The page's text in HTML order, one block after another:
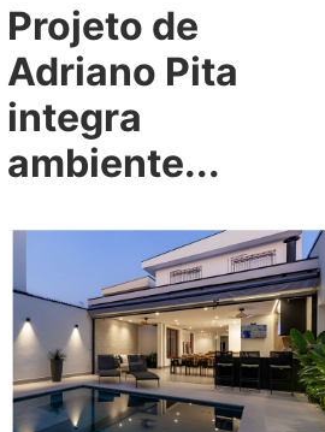
Projeto de
Adriano Pita
integra
ambiente...